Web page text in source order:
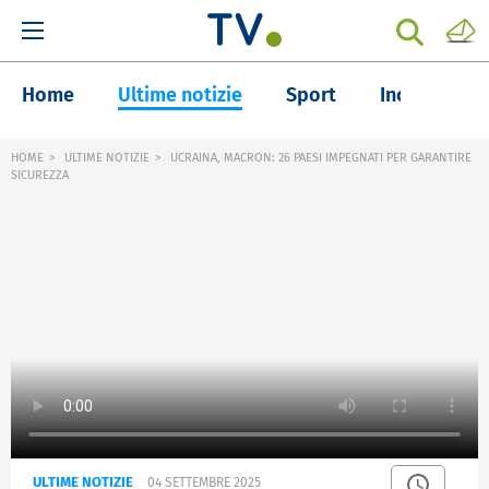
Home Ultime notizie Sport Inchieste
HOME ULTIME NOTIZIE
UCRAINA, MACRON: 26 PAESI IMPEGNATI PER GARANTIRE
SICUREZZA
ULTIME NOTIZIE 04 SETTEMBRE 2025